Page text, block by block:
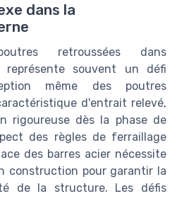
dans la
retroussées dans
représente souvent un défi
même des poutres
d'entrait relevé,
rigoureuse dès la phase de
des règles de ferraillage
des barres acier nécessite
construction pour garantir la
de la structure. Les défis